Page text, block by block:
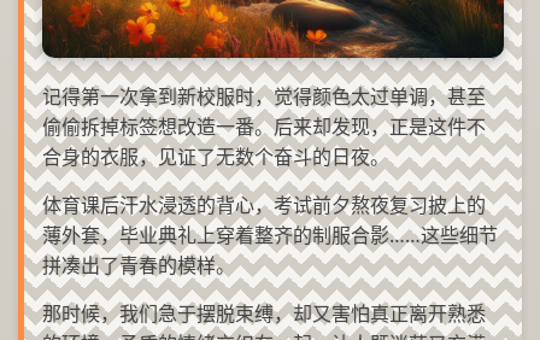
记得第一次拿到新校服时，觉得颜色太过单调，甚至
偷偷拆掉标签想改造一番。后来却发现，正是这件不
合身的衣服，见证了无数个奋斗的日夜。
体育课后汗水浸透的背心，考试前夕熬夜复习披上的
薄外套，毕业典礼上穿着整齐的制服合影……这些细节
拼凑出了青春的模样。
那时候，我们急于摆脱束缚，却又害怕真正离开熟悉